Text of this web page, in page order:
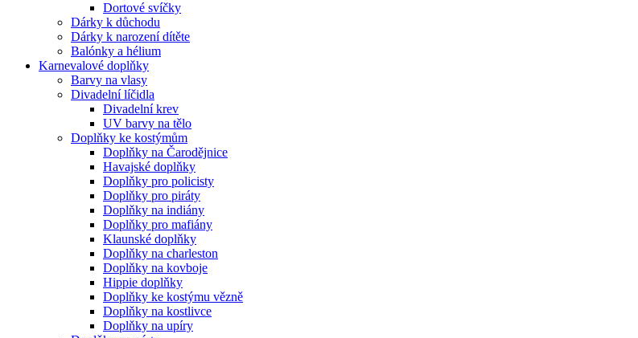
Dortové svíčky
Dárky k důchodu
Dárky k narození dítěte
Balónky a hélium
Karnevalové doplňky
Barvy na vlasy
Divadelní líčidla
Divadelní krev
UV barvy na tělo
Doplňky ke kostýmům
Doplňky na Čarodějnice
Havajské doplňky
Doplňky pro policisty
Doplňky pro piráty
Doplňky na indiány
Doplňky pro mafiány
Klaunské doplňky
Doplňky na charleston
Doplňky na kovboje
Hippie doplňky
Doplňky ke kostýmu vězně
Doplňky na kostlivce
Doplňky na upíry